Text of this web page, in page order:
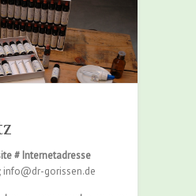
# Internetadresse
gorissen.de